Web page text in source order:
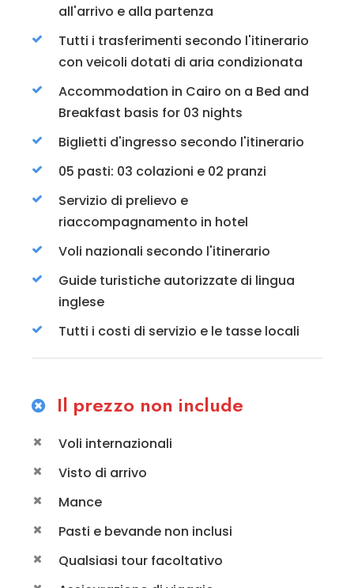
all'arrivo e alla partenza
Tutti i trasferimenti secondo l'itinerario
con veicoli dotati di aria condizionata
Accommodation in Cairo on a Bed and
Breakfast basis for 03 nights
Biglietti d'ingresso secondo l'itinerario
05 pasti: 03 colazioni e 02 pranzi
Servizio di prelievo e
riaccompagnamento in hotel
Voli nazionali secondo l'itinerario
Guide turistiche autorizzate di lingua
inglese
Tutti i costi di servizio e le tasse locali
Il prezzo non include
Voli internazionali
Visto di arrivo
Mance
Pasti e bevande non inclusi
Qualsiasi tour facoltativo